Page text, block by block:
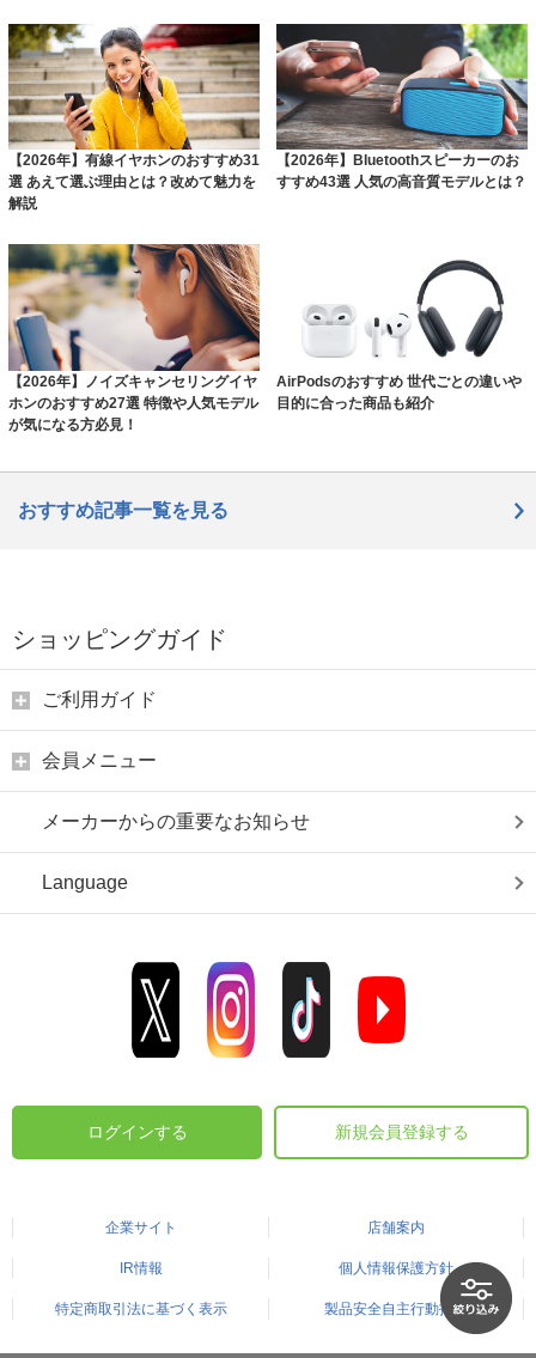
【2026年】有線イヤホンのおすすめ31
選 あえて選ぶ理由とは？改めて魅力を
解説
【2026年】Bluetoothスピーカーのお
すすめ43選 人気の高音質モデルとは？
【2026年】ノイズキャンセリングイヤ
ホンのおすすめ27選 特徴や人気モデル
が気になる方必見！
AirPodsのおすすめ 世代ごとの違いや
目的に合った商品も紹介
おすすめ記事一覧を見る
ショッピングガイド
ご利用ガイド
会員メニュー
メーカーからの重要なお知らせ
Language
ログインする 新規会員登録する
企業サイト 店舗案内
IR情報 個人情報保護方針
特定商取引法に基づく表示 製品安全自主行動指針